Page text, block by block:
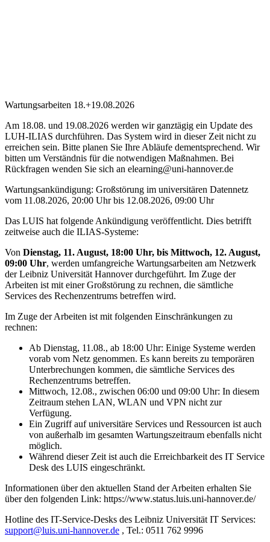
Wartungsarbeiten 18.+19.08.2026
Am 18.08. und 19.08.2026 werden wir ganztägig ein Update des
LUH-ILIAS durchführen. Das System wird in dieser Zeit nicht zu
erreichen sein. Bitte planen Sie Ihre Abläufe dementsprechend. Wir
bitten um Verständnis für die notwendigen Maßnahmen. Bei
Rückfragen wenden Sie sich an elearning@uni-hannover.de
Wartungsankündigung: Großstörung im universitären Datennetz
vom 11.08.2026, 20:00 Uhr bis 12.08.2026, 09:00 Uhr
Das LUIS hat folgende Ankündigung veröffentlicht. Dies betrifft
zeitweise auch die ILIAS-Systeme:
Von Dienstag, 11. August, 18:00 Uhr, bis Mittwoch, 12. August,
09:00 Uhr, werden umfangreiche Wartungsarbeiten am Netzwerk
der Leibniz Universität Hannover durchgeführt. Im Zuge der
Arbeiten ist mit einer Großstörung zu rechnen, die sämtliche
Services des Rechenzentrums betreffen wird.
Im Zuge der Arbeiten ist mit folgenden Einschränkungen zu
rechnen:
Ab Dienstag, 11.08., ab 18:00 Uhr: Einige Systeme werden
vorab vom Netz genommen. Es kann bereits zu temporären
Unterbrechungen kommen, die sämtliche Services des
Rechenzentrums betreffen.
Mittwoch, 12.08., zwischen 06:00 und 09:00 Uhr: In diesem
Zeitraum stehen LAN, WLAN und VPN nicht zur
Verfügung.
Ein Zugriff auf universitäre Services und Ressourcen ist auch
von außerhalb im gesamten Wartungszeitraum ebenfalls nicht
möglich.
Während dieser Zeit ist auch die Erreichbarkeit des IT Service
Desk des LUIS eingeschränkt.
Informationen über den aktuellen Stand der Arbeiten erhalten Sie
über den folgenden Link: https://www.status.luis.uni-hannover.de/
Hotline des IT-Service-Desks des Leibniz Universität IT Services:
support@luis.uni-hannover.de , Tel.: 0511 762 9996